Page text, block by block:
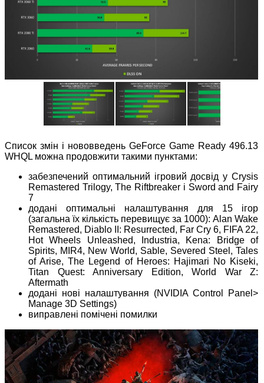
Список змін і нововведень GeForce Game Ready 496.13
WHQL можна продовжити такими пунктами:
забезпечений оптимальний ігровий досвід у Crysis
Remastered Trilogy, The Riftbreaker і Sword and Fairy
7
додані оптимальні налаштування для 15 ігор
(загальна їх кількість перевищує за 1000): Alan Wake
Remastered, Diablo II: Resurrected, Far Cry 6, FIFA 22,
Hot Wheels Unleashed, Industria, Kena: Bridge of
Spirits, MIR4, New World, Sable, Severed Steel, Tales
of Arise, The Legend of Heroes: Hajimari No Kiseki,
Titan Quest: Anniversary Edition, World War Z:
Aftermath
додані нові налаштування (NVIDIA Control Panel>
Manage 3D Settings)
виправлені помічені помилки